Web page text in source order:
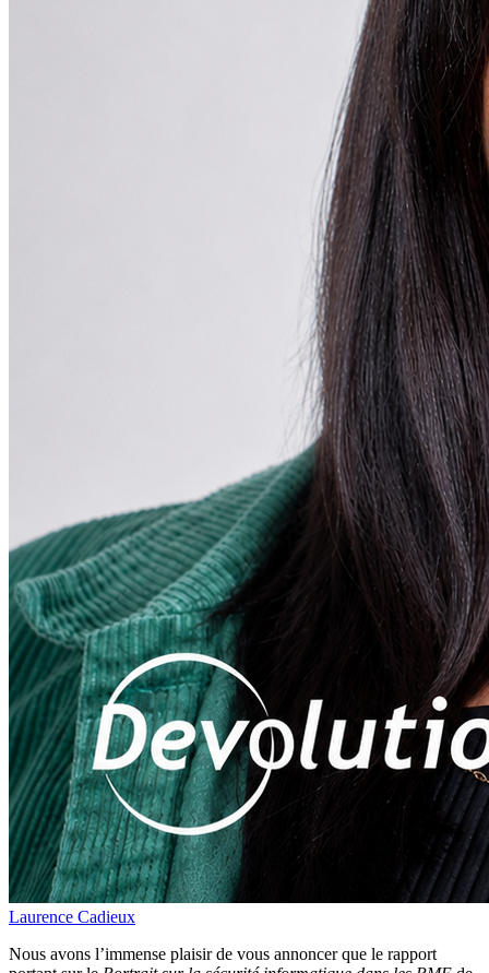
Laurence Cadieux
Nous avons l’immense plaisir de vous annoncer que le rapport